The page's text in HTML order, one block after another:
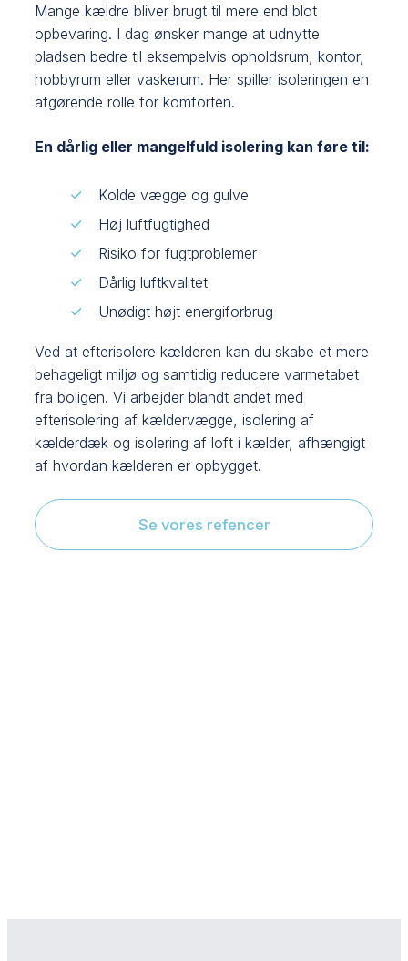
Mange kældre bliver brugt til mere end blot
opbevaring. I dag ønsker mange at udnytte
pladsen bedre til eksempelvis opholdsrum, kontor,
hobbyrum eller vaskerum. Her spiller isoleringen en
afgørende rolle for komforten.
En dårlig eller mangelfuld isolering kan føre til:
Kolde vægge og gulve
Høj luftfugtighed
Risiko for fugtproblemer
Dårlig luftkvalitet
Unødigt højt energiforbrug
Ved at efterisolere kælderen kan du skabe et mere
behageligt miljø og samtidig reducere varmetabet
fra boligen. Vi arbejder blandt andet med
efterisolering af kældervægge, isolering af
kælderdæk og isolering af loft i kælder, afhængigt
af hvordan kælderen er opbygget.
Se vores refencer